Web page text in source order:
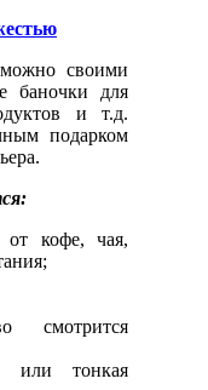
своими
баночки для
и т.д.
подарком
от кофе, чая,
смотрится
или тонкая